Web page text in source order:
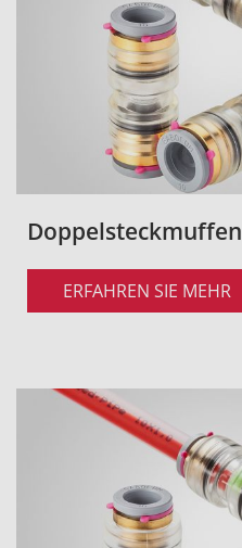
Doppelsteckmuffen
ERFAHREN SIE MEHR